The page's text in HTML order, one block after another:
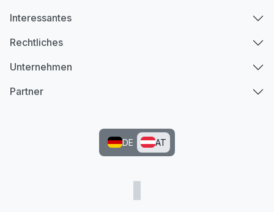
Interessantes
Rechtliches
Unternehmen
Partner
DE AT